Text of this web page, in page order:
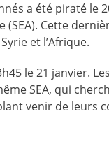
a été piraté le
Cette
et l’Afrique.
le 21 janvier.
SEA, qui
venir de leurs